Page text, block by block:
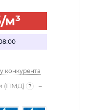
/м³
конкурента
(ПМД) ?
–